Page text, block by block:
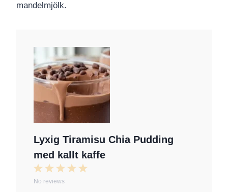
mandelmjölk.
Lyxig Tiramisu Chia Pudding
med kallt kaffe
5
4
3
2
S
1
S
No reviews